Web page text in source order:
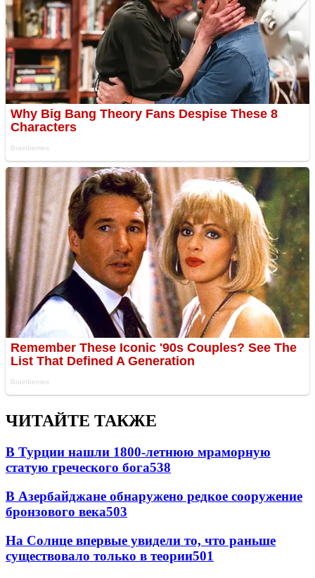
ЧИТАЙТЕ ТАКЖЕ
В Турции нашли 1800-летнюю мраморную
статую греческого бога538
В Азербайджане обнаружено редкое сооружение
бронзового века503
На Солнце впервые увидели то, что раньше
существовало только в теории501